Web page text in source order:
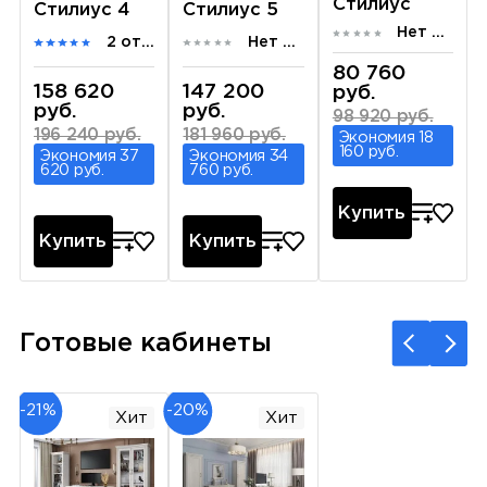
Стилиус 4
2 отзыва
158 620
руб.
196 240 руб.
Экономия 37
620 руб.
Купить
Стилиус 5
Нет отзывов
147 200
руб.
181 960 руб.
Экономия 34
760 руб.
Купить
Стилиус
Нет отзывов
80 760
руб.
98 920 руб.
Экономия 18
160 руб.
Купить
Готовые кабинеты
-21% Хит -20% Хит